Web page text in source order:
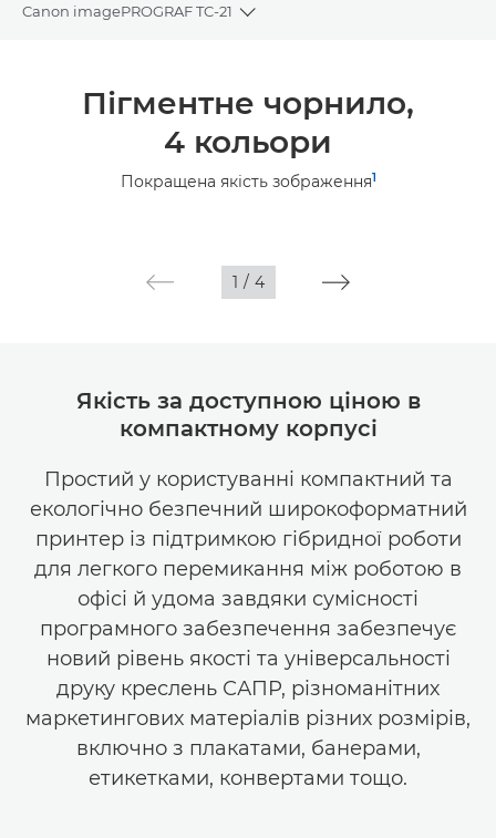
Canon imagePROGRAF TC-21
Toggle breadcrumbs
Пігментне чорнило,
4 кольори
Покращена якість зображення1
1 / 4
Якість за доступною ціною в
компактному корпусі
Простий у користуванні компактний та
екологічно безпечний широкоформатний
принтер із підтримкою гібридної роботи
для легкого перемикання між роботою в
офісі й удома завдяки сумісності
програмного забезпечення забезпечує
новий рівень якості та універсальності
друку креслень САПР, різноманітних
маркетингових матеріалів різних розмірів,
включно з плакатами, банерами,
етикетками, конвертами тощо.